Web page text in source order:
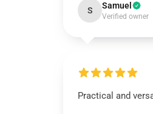
S Samuel
Verified owner
Practical and